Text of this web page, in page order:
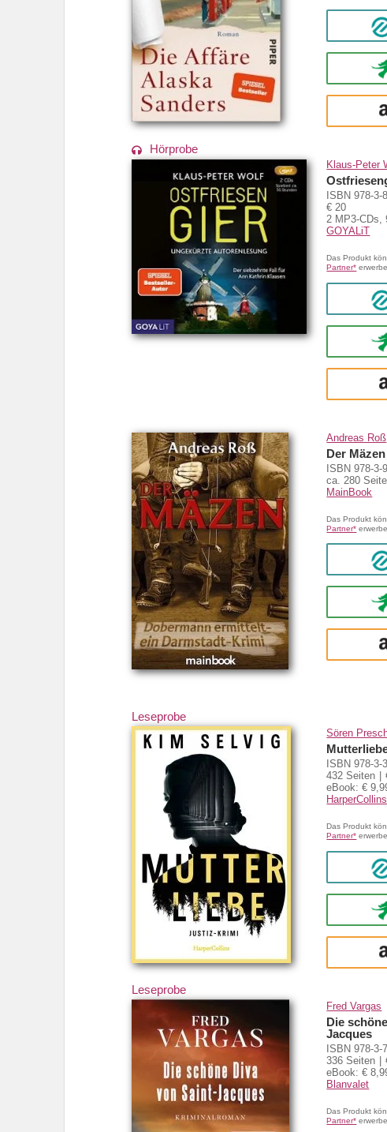
Hörprobe
Klaus-Peter
ISBN 978-3-
€ 20
2 MP3-CDs,
GOYALiT
Das Produkt
Partner*
Andreas Roß
Der Mäzen
ISBN 978-3-
ca. 280
MainBook
Das Produkt
Partner*
Leseprobe
Sören
ISBN 978-3-
432 Seiten
eBook: €
HarperCollins
Das Produkt
Partner*
Leseprobe
Fred Vargas
Die
Jacques
ISBN 978-3-
336 Seiten
eBook: €
Blanvalet
Das Produkt
Partner*